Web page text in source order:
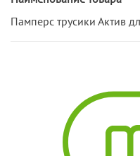
Памперс трусики Актив